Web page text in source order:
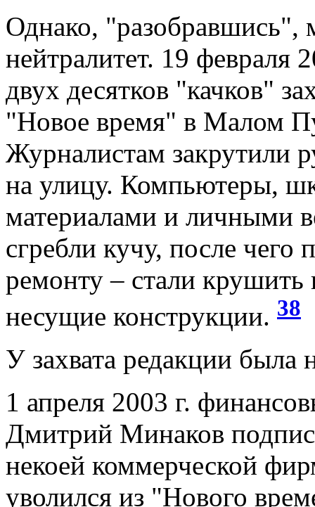
Однако, "разобравшись",
нейтралитет. 19
двух десятков "качков"
"Новое время" в Малом
Журналистам закрутили
на улицу. Компьютеры,
материалами и личными
сгребли кучу, после чего
ремонту – стали
несущие конструкции. 38
У захвата редакции была
1 апреля 2003 г.
Дмитрий Минаков
некоей коммерческой
уволился из "Нового